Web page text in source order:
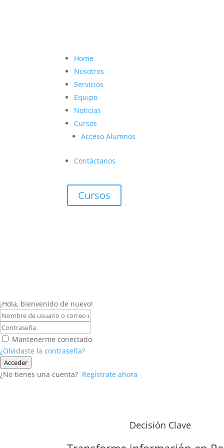
Home
Nosotros
Servicios
Equipo
Noticias
Cursos
Acceso Alumnos
Contáctanos
Cursos
¡Hola, bienvenido de nuevo!
Mantenerme conectado
¿Olvidaste la contraseña?
Acceder
¿No tienes una cuenta? Regístrate ahora
Decisión Clave